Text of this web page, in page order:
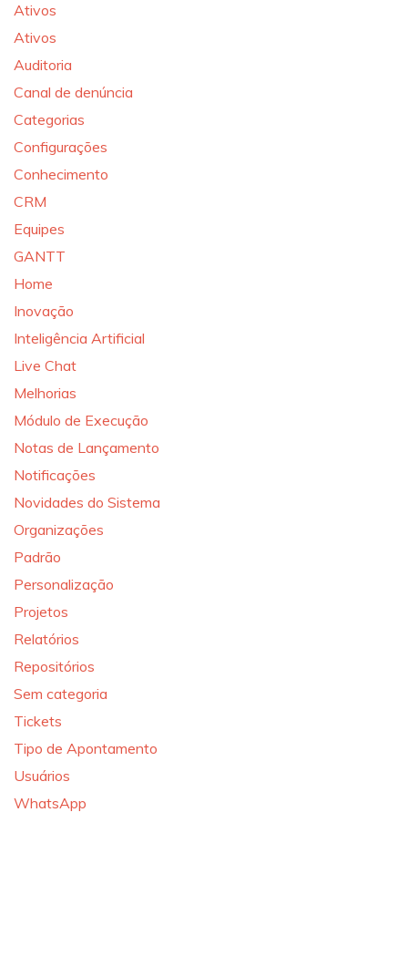
Ativos
Ativos
Auditoria
Canal de denúncia
Categorias
Configurações
Conhecimento
CRM
Equipes
GANTT
Home
Inovação
Inteligência Artificial
Live Chat
Melhorias
Módulo de Execução
Notas de Lançamento
Notificações
Novidades do Sistema
Organizações
Padrão
Personalização
Projetos
Relatórios
Repositórios
Sem categoria
Tickets
Tipo de Apontamento
Usuários
WhatsApp